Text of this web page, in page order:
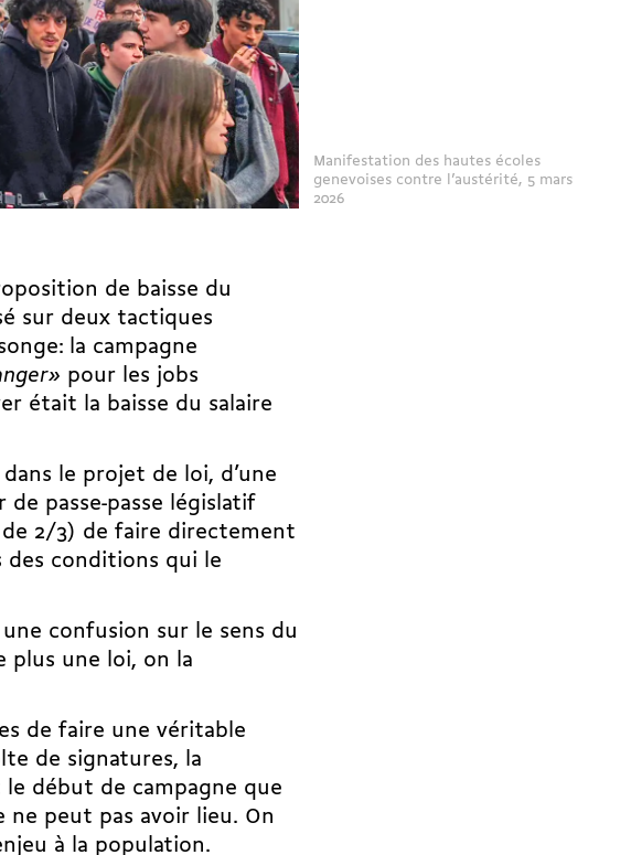
Manifestation des hautes écoles
genevoises contre l’austérité, 5 mars
2026
de baisse du
sur deux tactiques
la campagne
pour les jobs
était la baisse du salaire
le projet de loi, d’une
passe-passe législatif
2/3) de faire directement
des conditions qui le
confusion sur le sens du
plus une loi, on la
de faire une véritable
de signatures, la
début de campagne que
peut pas avoir lieu. On
à la population.